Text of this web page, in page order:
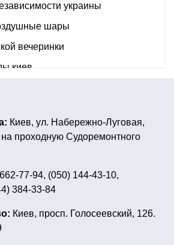
украины
шары
вечеринки
киев
на день валентина
карнавальная шляпа цилиндр
валентина
фигуры большие
Киев, ул. Набережно-Луговая,
проходную Судоремонтного
77-94, (050) 144-43-10,
384-33-84
Киев, просп. Голосеевский, 126.